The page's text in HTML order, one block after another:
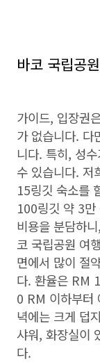
바코 국립공
가이드, 입장권
가 없습니다. 다
니다. 특히, 성
수 있습니다. 저
15링깃 숙소를
100링깃 약 3만
비용을 분담하
코 국립공원 여
면에서 많이 절
다. 환율은 RM
0 RM 이하부터
녁에는 크게 덥
샤워, 화장실이
다.